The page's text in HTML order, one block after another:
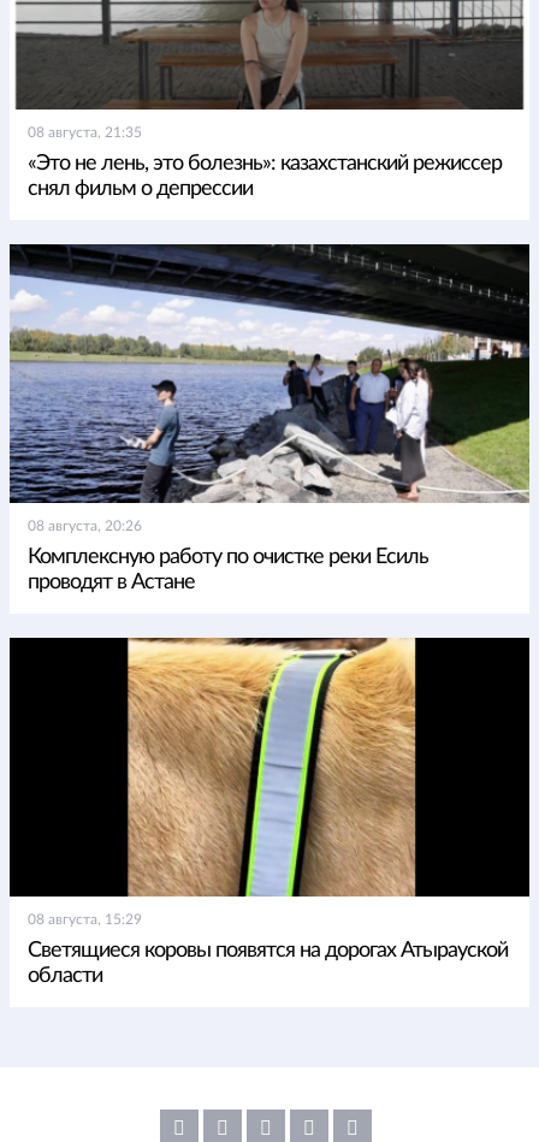
08 августа, 21:35
«Это не лень, это болезнь»: казахстанский режиссер
снял фильм о депрессии
08 августа, 20:26
Комплексную работу по очистке реки Есиль
проводят в Астане
08 августа, 15:29
Светящиеся коровы появятся на дорогах Атырауской
области